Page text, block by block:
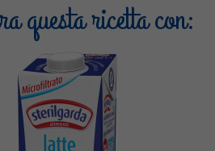
questa ricetta con: